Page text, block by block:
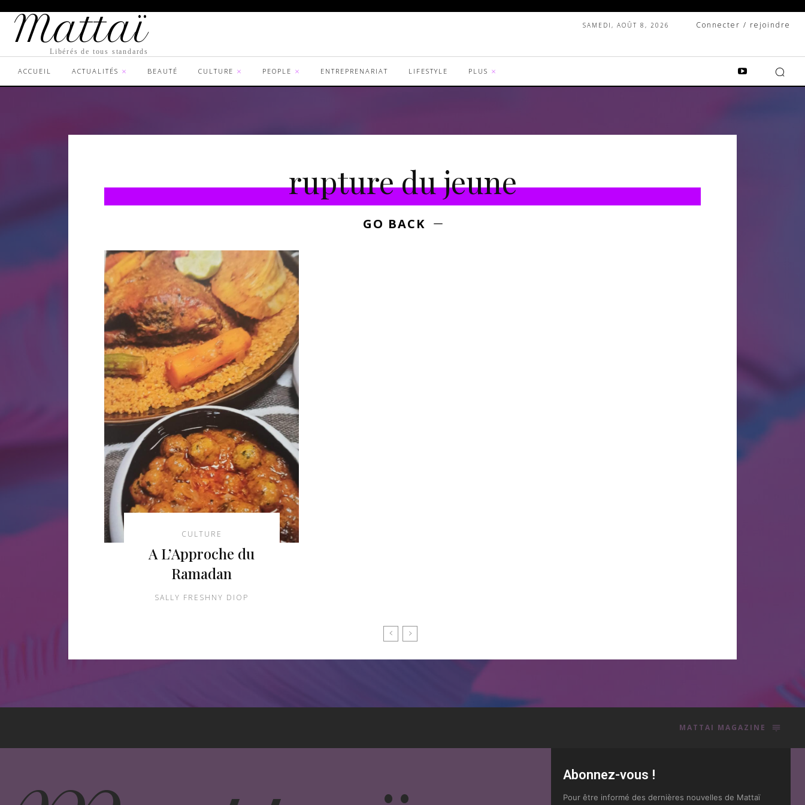
SAMEDI, AOÛT 8, 2026 Connecter / rejoindre
Mattaï
Libérés de tous standards
ACCUEIL ACTUALITÉS BEAUTÉ CULTURE PEOPLE ENTREPRENARIAT LIFESTYLE PLUS
rupture du jeune
GO BACK
CULTURE
A L’Approche du
Ramadan
SALLY FRESHNY DIOP
MATTAI MAGAZINE
Abonnez-vous !
Pour être informé des dernières nouvelles de Mattaï